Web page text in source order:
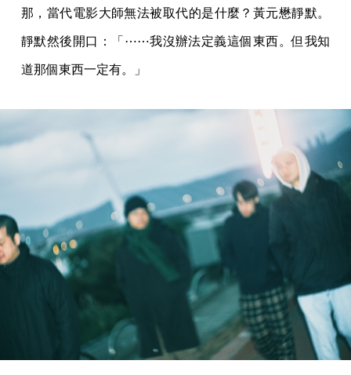
那，當代電影大師無法被取代的是什麼？黃元懋靜默。
靜默然後開口：「⋯⋯我沒辦法定義這個東西。但我知
道那個東西一定有。」